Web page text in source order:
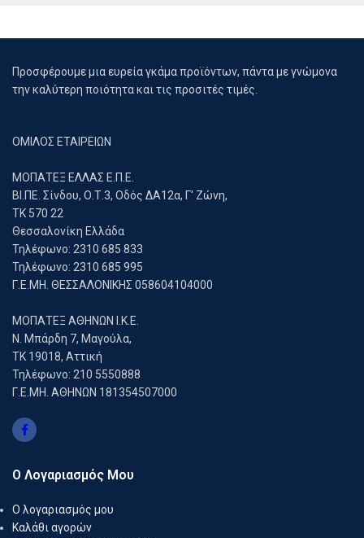
Προσφέρουμε μια ευρεία γκάμα προϊόντων, πάντα με γνώμονα
την καλύτερη ποιότητα και τις προσιτές τιμές.
ΟΜΙΛΟΣ ΕΤΑΙΡΕΙΩΝ
ΜΟΠΑΤΕΞ ΕΛΛΑΣ Ε.Π.Ε.
ΒΙ.ΠΕ. Σίνδου, Ο.Τ.3, Οδός ΔΑ12α, Γ' Ζώνη,
ΤΚ 570 22
Θεσσαλονίκη Ελλάδα
Τηλέφωνο: 2310 685 833
Τηλέφωνο: 2310 685 995
Γ.Ε.ΜΗ. ΘΕΣΣΑΛΟΝΙΚΗΣ 058604104000
ΜΟΠΑΤΕΞ ΑΘΗΝΩΝ Ι.Κ.Ε.
Ν. Μπάρδη 7, Μαγούλα,
ΤΚ 19018, Αττική
Τηλέφωνο: 210 5550888
Γ.Ε.ΜΗ. ΑΘΗΝΩΝ 181354507000
Ο Λογαριασμός Μου
Ο λογαριασμός μου
Καλάθι αγορών